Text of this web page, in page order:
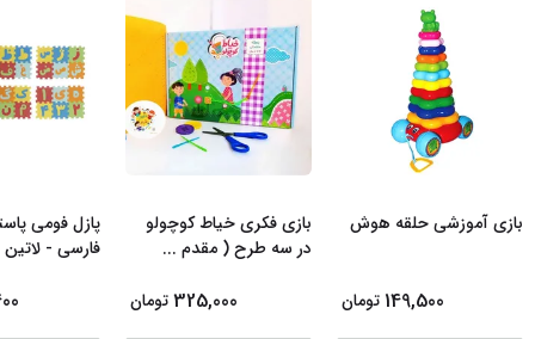
بازی آموزشی حلقه هوش
149,500 تومان
بازی فکری خیاط کوچولو
در سه طرح ( مقدم ...
325,000 تومان
پازل فومی
فارسی -